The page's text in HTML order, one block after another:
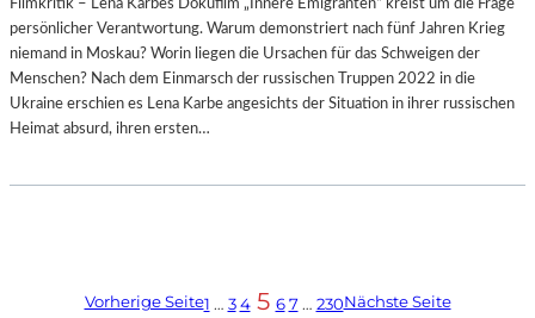
Filmkritik – Lena Karbes Dokufilm „Innere Emigranten“ kreist um die Frage
persönlicher Verantwortung. Warum demonstriert nach fünf Jahren Krieg
niemand in Moskau? Worin liegen die Ursachen für das Schweigen der
Menschen? Nach dem Einmarsch der russischen Truppen 2022 in die
Ukraine erschien es Lena Karbe angesichts der Situation in ihrer russischen
Heimat absurd, ihren ersten…
Vorherige Seite1 … 3 4 5 6 7 … 230Nächste Seite